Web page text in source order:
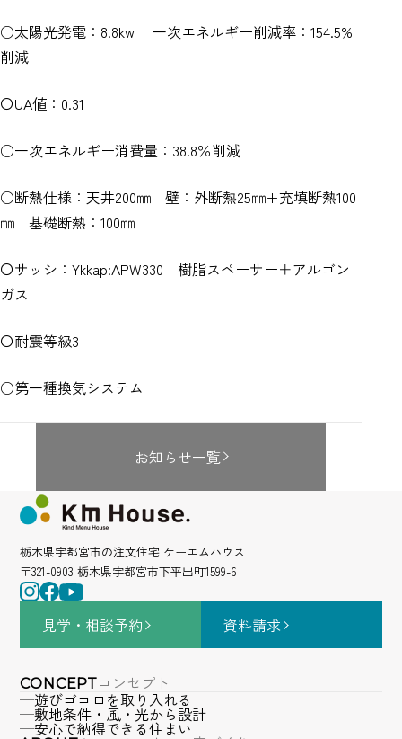
○太陽光発電：8.8kw 一次エネルギー削減率：154.5%
削減
〇UA値：0.31
○一次エネルギー消費量：38.8％削減
○断熱仕様：天井200㎜ 壁：外断熱25㎜+充填断熱100
㎜ 基礎断熱：100㎜
〇サッシ：Ykkap:APW330 樹脂スペーサー＋アルゴン
ガス
〇耐震等級3
○第一種換気システム
お知らせ一覧
栃木県宇都宮市の注文住宅 ケーエムハウス
〒321-0903 栃木県宇都宮市下平出町1599-6
見学・相談予約 資料請求
CONCEPTコンセプト
遊びゴコロを取り入れる
敷地条件・風・光から設計
安心で納得できる住まい